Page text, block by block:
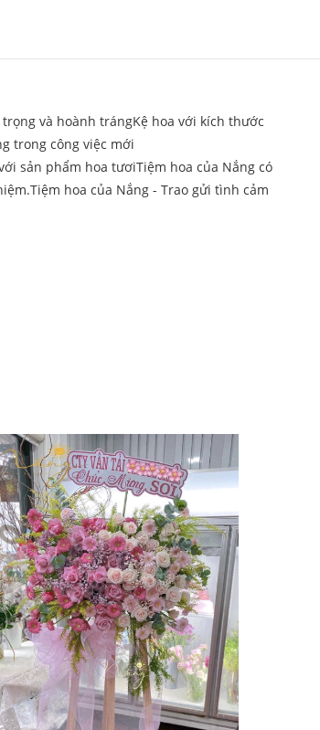
và hoành trángKệ hoa với kích thước
trong công việc mới
sản phẩm hoa tươiTiệm hoa của Nắng có
hoa của Nắng - Trao gửi tình cảm